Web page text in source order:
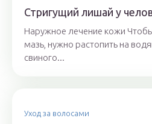
Стригущий лишай у
Наружное лечение кожи
мазь, нужно растопить на
свиного...
Уход за волосами